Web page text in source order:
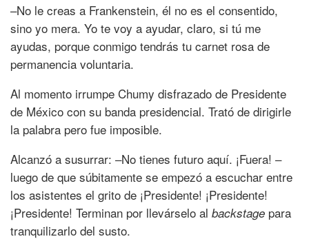
–No le creas a Frankenstein, él no es el consentido,
sino yo mera. Yo te voy a ayudar, claro, si tú me
ayudas, porque conmigo tendrás tu carnet rosa de
permanencia voluntaria.
Al momento irrumpe Chumy disfrazado de Presidente
de México con su banda presidencial. Trató de dirigirle
la palabra pero fue imposible.
Alcanzó a susurrar: –No tienes futuro aquí. ¡Fuera! –
luego de que súbitamente se empezó a escuchar entre
los asistentes el grito de ¡Presidente! ¡Presidente!
¡Presidente! Terminan por llevárselo al backstage para
tranquilizarlo del susto.